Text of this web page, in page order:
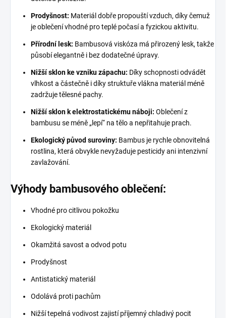
Prodyšnost: Materiál dobře propouští vzduch, díky čemuž
je oblečení vhodné pro teplé počasí a fyzickou aktivitu.
Přírodní lesk: Bambusová viskóza má přirozený lesk, takže
působí elegantně i bez dodatečné úpravy.
Nižší sklon ke vzniku zápachu: Díky schopnosti odvádět
vlhkost a částečně i díky struktuře vlákna materiál méně
zadržuje tělesné pachy.
Nižší sklon k elektrostatickému náboji: Oblečení z
bambusu se méně „lepí“ na tělo a nepřitahuje prach.
Ekologický původ suroviny: Bambus je rychle obnovitelná
rostlina, která obvykle nevyžaduje pesticidy ani intenzivní
zavlažování.
Výhody bambusového oblečení:
Vhodné pro citlivou pokožku
Ekologický materiál
Okamžitá savost a odvod potu
Prodyšnost
Antistatický materiál
Odolává proti pachům
Nižší tepelná vodivost zajistí příjemný chladivý pocit